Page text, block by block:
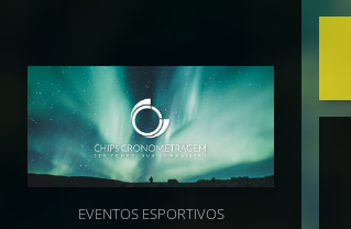
EVENTOS ESPORTIVOS